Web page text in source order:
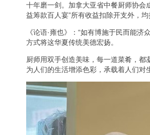
十年磨一剑。加拿大亚省中餐厨师协
益筹款百人宴”所有收益扣除开支外，均
《论语·雍也》：“如有博施于民而能
方式将这华夏传统美德宏扬。
厨师用双手创造美味，每一道菜肴，
为人们的生活增添色彩，承载着人们对